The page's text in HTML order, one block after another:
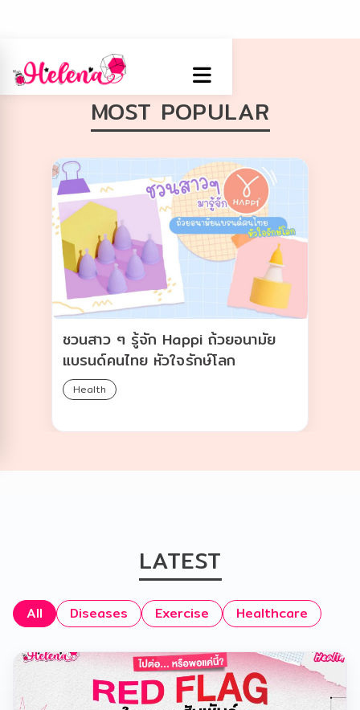
MOST POPULAR
ชวนสาว ๆ รู้จัก Happi ถ้วยอนามัย
แบรนด์คนไทย หัวใจรักษ์โลก
Health
LATEST
All Diseases Exercise Healthcare